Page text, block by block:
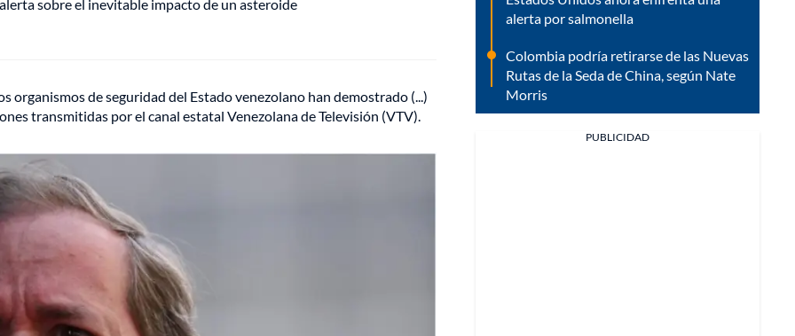
sobre el inevitable impacto de un asteroide
organismos de seguridad del Estado venezolano han demostrado (...)
transmitidas por el canal estatal Venezolana de Televisión (VTV).
alerta por salmonella
Colombia podría retirarse de las Nuevas
Rutas de la Seda de China, según Nate
Morris
PUBLICIDAD